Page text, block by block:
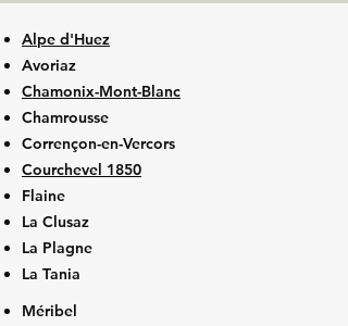
Alpe d'Huez
Avoriaz
Chamonix-Mont-Blanc
Chamrousse
Corrençon-en-Vercors
Courchevel 1850
Flaine
La Clusaz
La Plagne
La Tania
Méribel